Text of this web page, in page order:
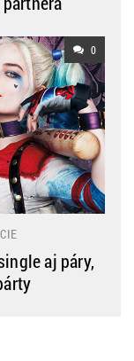
0
aj páry,